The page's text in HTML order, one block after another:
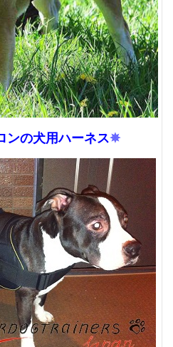
ンの犬用ハーネス✵